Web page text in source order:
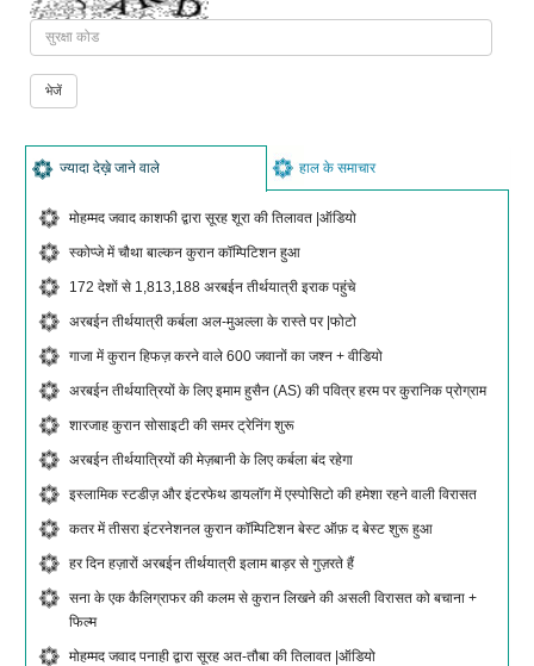
ज्यादा देख़े जाने वाले हाल के समाचार
मोहम्मद जवाद काशफी द्वारा सूरह शूरा की तिलावत |ऑडियो
स्कोप्जे में चौथा बाल्कन कुरान कॉम्पिटिशन हुआ
172 देशों से 1,813,188 अरबईन तीर्थयात्री इराक पहुंचे
अरबईन तीर्थयात्री कर्बला अल-मुअल्ला के रास्ते पर |फोटो
गाजा में कुरान हिफज़ करने वाले 600 जवानों का जश्न + वीडियो
अरबईन तीर्थयात्रियों के लिए इमाम हुसैन (AS) की पवित्र हरम पर कुरानिक प्रोग्राम
शारजाह कुरान सोसाइटी की समर ट्रेनिंग शुरू
अरबईन तीर्थयात्रियों की मेज़बानी के लिए कर्बला बंद रहेगा
इस्लामिक स्टडीज़ और इंटरफेथ डायलॉग में एस्पोसिटो की हमेशा रहने वाली विरासत
कतर में तीसरा इंटरनेशनल कुरान कॉम्पिटिशन बेस्ट ऑफ़ द बेस्ट शुरू हुआ
हर दिन हज़ारों अरबईन तीर्थयात्री इलाम बाड़र से गुज़रते हैं
सना के एक कैलिग्राफर की कलम से कुरान लिखने की असली विरासत को बचाना +
फिल्म
मोहम्मद जवाद पनाही द्वारा सूरह अत-तौबा की तिलावत |ऑडियो